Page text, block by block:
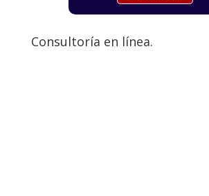
Consultoría en línea.